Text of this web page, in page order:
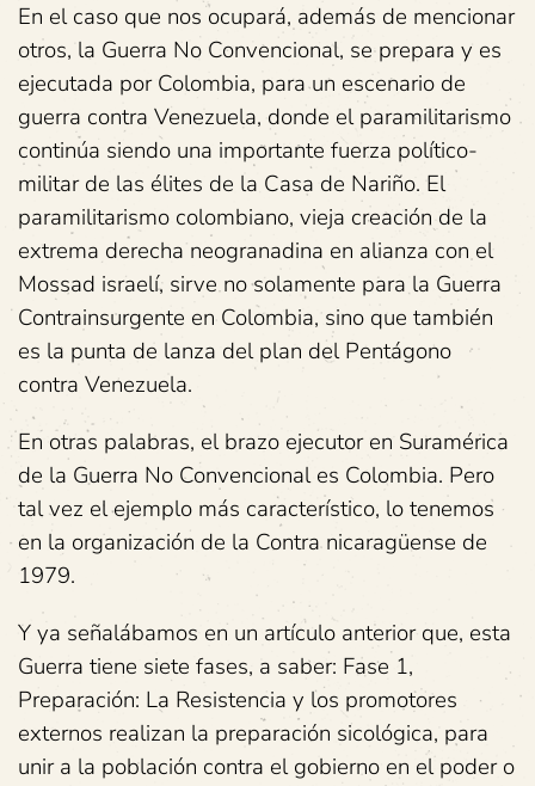
En el caso que nos ocupará, además de mencionar
otros, la Guerra No Convencional, se prepara y es
ejecutada por Colombia, para un escenario de
guerra contra Venezuela, donde el paramilitarismo
continúa siendo una importante fuerza político-
militar de las élites de la Casa de Nariño. El
paramilitarismo colombiano, vieja creación de la
extrema derecha neogranadina en alianza con el
Mossad israelí, sirve no solamente para la Guerra
Contrainsurgente en Colombia, sino que también
es la punta de lanza del plan del Pentágono
contra Venezuela.
En otras palabras, el brazo ejecutor en Suramérica
de la Guerra No Convencional es Colombia. Pero
tal vez el ejemplo más característico, lo tenemos
en la organización de la Contra nicaragüense de
1979.
Y ya señalábamos en un artículo anterior que, esta
Guerra tiene siete fases, a saber: Fase 1,
Preparación: La Resistencia y los promotores
externos realizan la preparación sicológica, para
unir a la población contra el gobierno en el poder o